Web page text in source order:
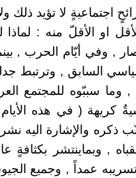
اجتماعيةٍ لا تؤيد ذلك
او الأقلّ منه :
, وفي أيّام الحرب ,
السابق , وترتبط
, وما سببّوه للمجتمع
كريهة ( في هذه
ذكره والإشارة اليه
, وبماينتشر بكثافةٍ
عمداً , وجميع